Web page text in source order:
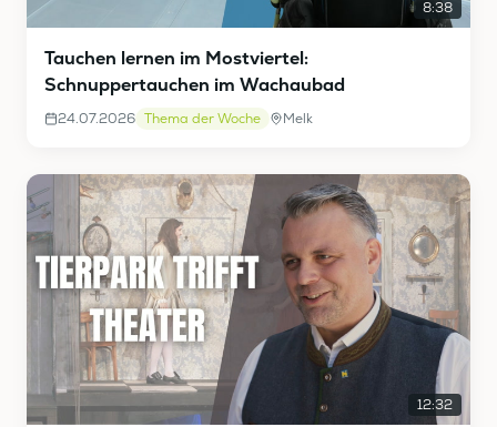
8:38
Tauchen lernen im Mostviertel:
Schnuppertauchen im Wachaubad
24.07.2026 Thema der Woche Melk
12:32